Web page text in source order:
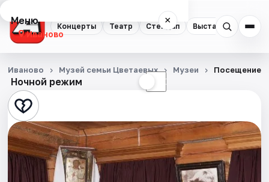
Концерты Театр Стендап Выставки Спорт
Меню ×
Иваново
Концерты
Театр
Стендап
Выставки
Спорт
Ночной режим ☾
Иваново Музей семьи Цветаевых Музеи Посещение